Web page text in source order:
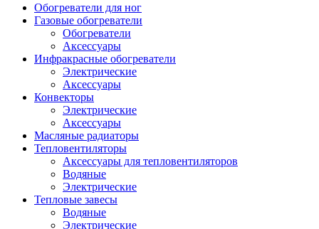
Обогреватели для ног
Газовые обогреватели
Обогреватели
Аксессуары
Инфракрасные обогреватели
Электрические
Аксессуары
Конвекторы
Электрические
Аксессуары
Масляные радиаторы
Тепловентиляторы
Аксессуары для тепловентиляторов
Водяные
Электрические
Тепловые завесы
Водяные
Электрические